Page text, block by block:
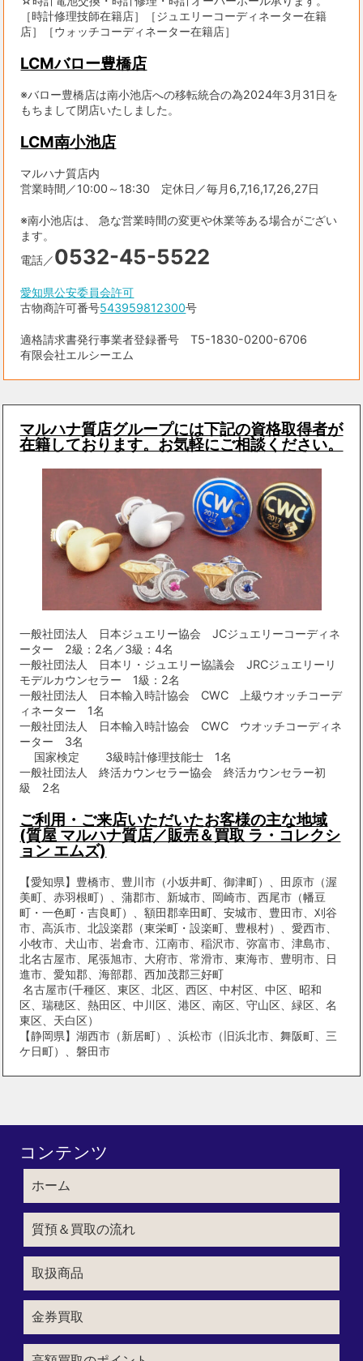
［時計修理技師在籍店］［ジュエリーコーディネーター在籍
店］［ウォッチコーディネーター在籍店］
LCMバロー豊橋店
※バロー豊橋店は南小池店への移転統合の為2024年3月31日を
もちまして閉店いたしました。
LCM南小池店
マルハナ質店内
営業時間／10:00～18:30 定休日／毎月6,7,16,17,26,27日
※南小池店は、 急な営業時間の変更や休業等ある場合がござい
ます。
電話／0532-45-5522
愛知県公安委員会許可
古物商許可番号543959812300号
適格請求書発行事業者登録番号 T5-1830-0200-6706
有限会社エルシーエム
マルハナ質店グループには下記の資格取得者が
在籍しております。お気軽にご相談ください。
一般社団法人 日本ジュエリー協会 JCジュエリーコーディネ
ーター 2級：2名／3級：4名
一般社団法人 日本リ・ジュエリー協議会 JRCジュエリーリ
モデルカウンセラー 1級：2名
一般社団法人 日本輸入時計協会 CWC 上級ウオッチコーデ
ィネーター 1名
一般社団法人 日本輸入時計協会 CWC ウオッチコーディネ
ーター 3名
国家検定 3級時計修理技能士 1名
一般社団法人 終活カウンセラー協会 終活カウンセラー初
級 2名
ご利用・ご来店いただいたお客様の主な地域
(質屋 マルハナ質店／販売＆買取 ラ・コレクシ
ョン エムズ)
【愛知県】豊橋市、豊川市（小坂井町、御津町）、田原市（渥
美町、赤羽根町）、蒲郡市、新城市、岡崎市、西尾市（幡豆
町・一色町・吉良町）、額田郡幸田町、安城市、豊田市、刈谷
市、高浜市、北設楽郡（東栄町・設楽町、豊根村）、愛西市、
小牧市、犬山市、岩倉市、江南市、稲沢市、弥富市、津島市、
北名古屋市、尾張旭市、大府市、常滑市、東海市、豊明市、日
進市、愛知郡、海部郡、西加茂郡三好町
名古屋市(千種区、東区、北区、西区、中村区、中区、昭和
区、瑞穂区、熱田区、中川区、港区、南区、守山区、緑区、名
東区、天白区）
【静岡県】湖西市（新居町）、浜松市（旧浜北市、舞阪町、三
ケ日町）、磐田市
コンテンツ
ホーム
質預＆買取の流れ
取扱商品
金券買取